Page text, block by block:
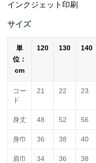
インクジェット印刷
サイズ
単
位：
cm
120 130 140
コー
ド
21 22 23
身丈 48 52 56
身巾 36 38 40
肩巾 34 36 38